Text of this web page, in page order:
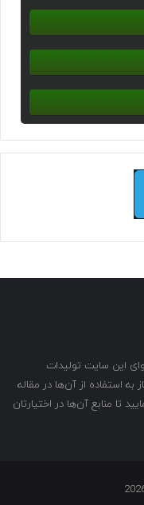
این سایت تولیدات
استفاده از آن‌ها در مقاله
تا منابع آن‌ها در اختیارتان